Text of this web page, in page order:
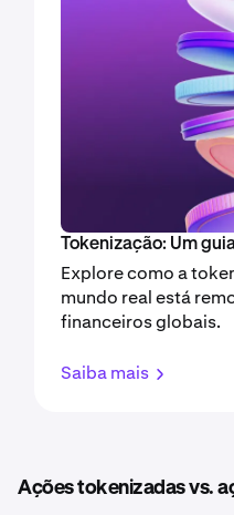
Tokenização: Um
Explore como a
mundo real está
financeiros globais.
Saiba mais
Ações tokenizadas vs.